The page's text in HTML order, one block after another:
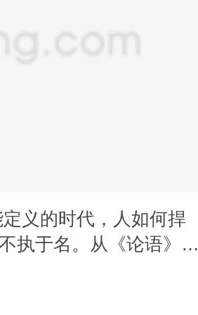
义的时代，人如何捍
执于名。从《论语》箴